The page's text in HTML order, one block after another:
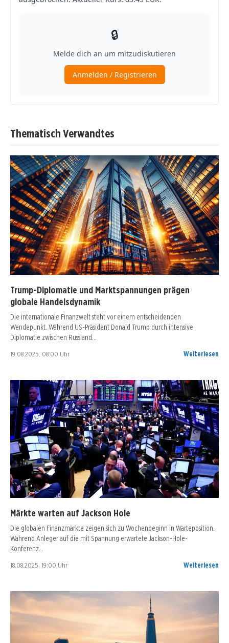
Thematisch Verwandtes
Trump-Diplomatie und Marktspannungen prägen
globale Handelsdynamik
Die internationale Finanzwelt steht vor einem entscheidenden
Wendepunkt. Während US-Präsident Donald Trump durch intensive
Diplomatie zwischen Russland…
19.08.2025, 08:00 Uhr Weiterlesen
Märkte warten auf Jackson Hole
Die globalen Finanzmärkte zeigen sich zu Wochenbeginn in Warteposition.
Während Anleger auf die mit Spannung erwartete Jackson-Hole-
Konferenz…
18.08.2025, 19:00 Uhr Weiterlesen